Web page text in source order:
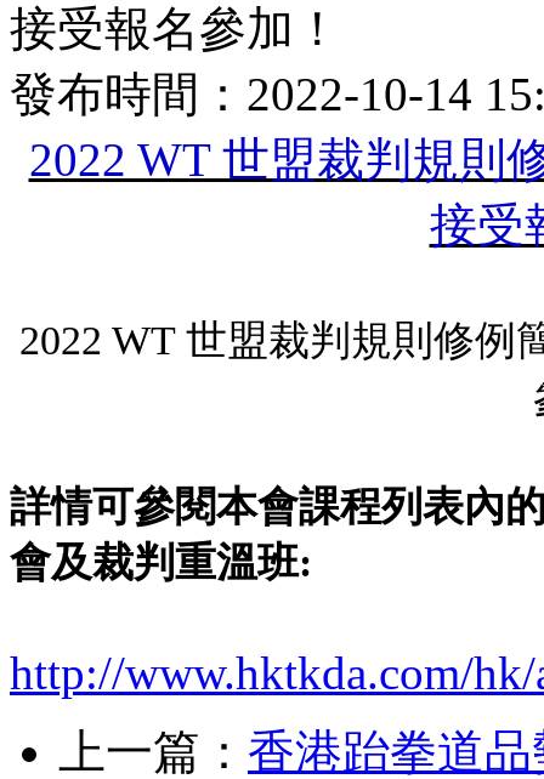
接受報名參加！
發布時間：2022-10-14
2022 WT 世盟裁判規則
接受
2022 WT 世盟裁判規則修例
詳情可參閱本會課程列表內
會及裁判重溫班:
http://www.hktkda.com/
上一篇： 香港跆拳道